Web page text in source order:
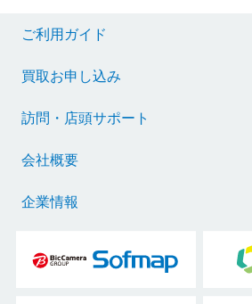
ご利用ガイド
買取お申し込み
訪問・店頭サポート
会社概要
企業情報